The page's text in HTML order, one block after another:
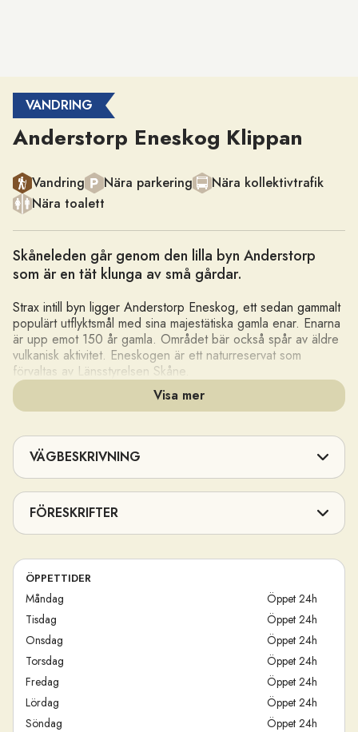
VANDRING
Anderstorp Eneskog Klippan
Kategori
Vandring Nära parkering
Nära kollektivtrafik
Nära toalett
Skåneleden går genom den lilla byn Anderstorp
som är en tät klunga av små gårdar.
Strax intill byn ligger Anderstorp Eneskog, ett sedan gammalt
populärt utflyktsmål med sina majestätiska gamla enar. Enarna
är upp emot 150 år gamla. Området bär också spår av äldre
vulkanisk aktivitet. Eneskogen är ett naturreservat som
förvaltas av Länsstyrelsen Skåne.
Visa mer
VÄGBESKRIVNING
FÖRESKRIFTER
ÖPPETTIDER
Måndag
Öppet 24h
Tisdag
Öppet 24h
Onsdag
Öppet 24h
Torsdag
Öppet 24h
Fredag
Öppet 24h
Lördag
Öppet 24h
Söndag
Öppet 24h